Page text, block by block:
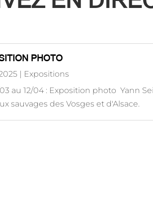
PHOTO
| Expositions
au 12/04 : Exposition photo Yann
sauvages des Vosges et d'Alsace.